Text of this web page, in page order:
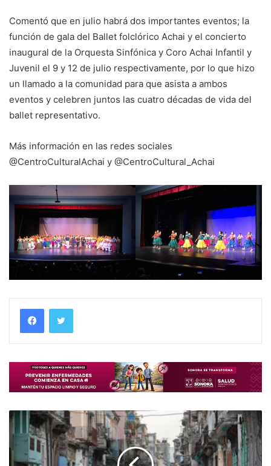
Comentó que en julio habrá dos importantes eventos; la
función de gala del Ballet folclórico Achai y el concierto
inaugural de la Orquesta Sinfónica y Coro Achai Infantil y
Juvenil el 9 y 12 de julio respectivamente, por lo que hizo
un llamado a la comunidad para que asista a ambos
eventos y celebren juntos las cuatro décadas de vida del
ballet representativo.
Más información en las redes sociales
@CentroCulturalAchai y @CentroCultural_Achai